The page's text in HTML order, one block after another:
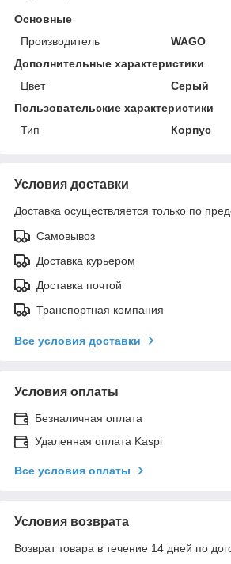
Основные
Производитель
WAGO
Дополнительные характеристики
Цвет
Серый
Пользовательские характеристики
Тип
Корпус
Условия доставки
Доставка осуществляется только по
Самовывоз
Доставка курьером
Доставка почтой
Транспортная компания
Все условия доставки
Условия оплаты
Безналичная оплата
Удаленная оплата Kaspi
Все условия оплаты
Условия возврата
Возврат товара в течение 14 дней по